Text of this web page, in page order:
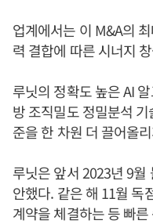
업계에서는 이 M&A의
력 결합에 따른 시너지
루닛의 정확도 높은 AI
방 조직밀도 정밀분석
준을 한 차원 더 끌어올
루닛은 앞서 2023년 9월
안했다. 같은 해 11월 독
계약을 체결하는 등 빠